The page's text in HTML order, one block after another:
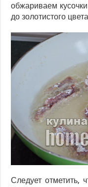
обжариваем
до золотистого
Следует отметить,